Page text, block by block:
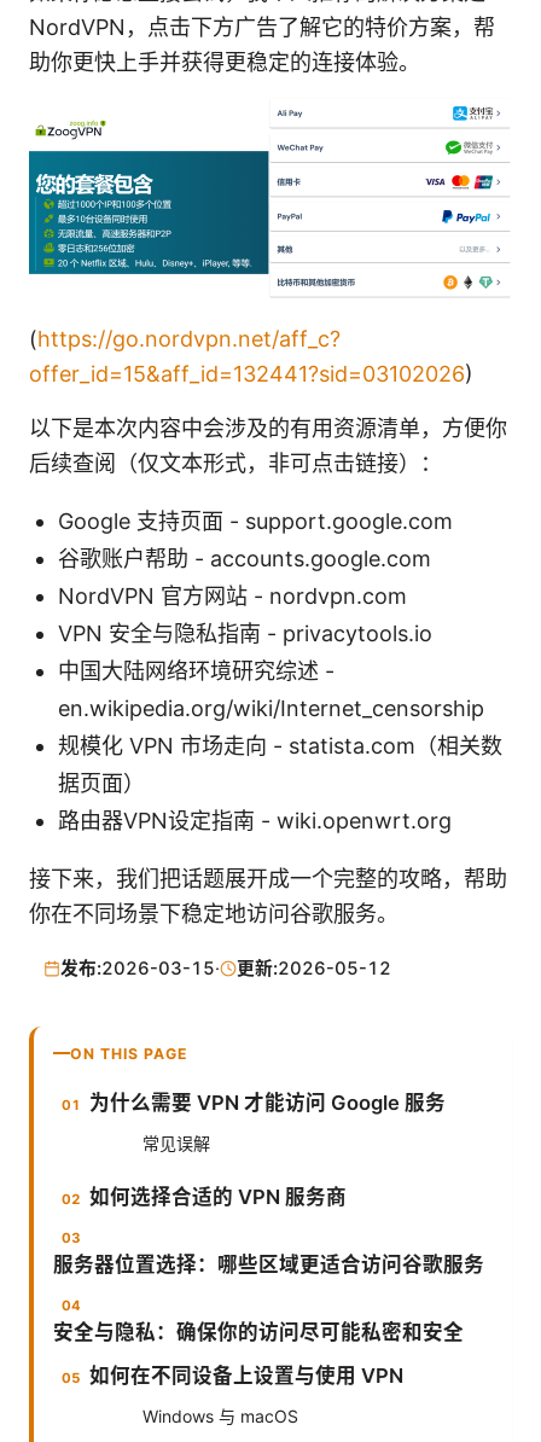
NordVPN，点击下方广告了解它的特价方案，帮
助你更快上手并获得更稳定的连接体验。
(https://go.nordvpn.net/aff_c?
offer_id=15&aff_id=132441?sid=03102026)
以下是本次内容中会涉及的有用资源清单，方便你
后续查阅（仅文本形式，非可点击链接）：
Google 支持页面 - support.google.com
谷歌账户帮助 - accounts.google.com
NordVPN 官方网站 - nordvpn.com
VPN 安全与隐私指南 - privacytools.io
中国大陆网络环境研究综述 -
en.wikipedia.org/wiki/Internet_censorship
规模化 VPN 市场走向 - statista.com（相关数
据页面）
路由器VPN设定指南 - wiki.openwrt.org
接下来，我们把话题展开成一个完整的攻略，帮助
你在不同场景下稳定地访问谷歌服务。
发布:2026-03-15· 更新:2026-05-12
ON THIS PAGE
为什么需要 VPN 才能访问 Google 服务
常见误解
如何选择合适的 VPN 服务商
服务器位置选择：哪些区域更适合访问谷歌服务
安全与隐私：确保你的访问尽可能私密和安全
如何在不同设备上设置与使用 VPN
Windows 与 macOS